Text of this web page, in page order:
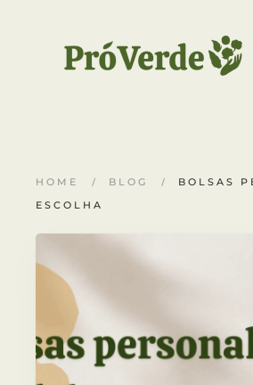
Skip to main content
HOME BLOG
BOLSAS
ESCOLHA